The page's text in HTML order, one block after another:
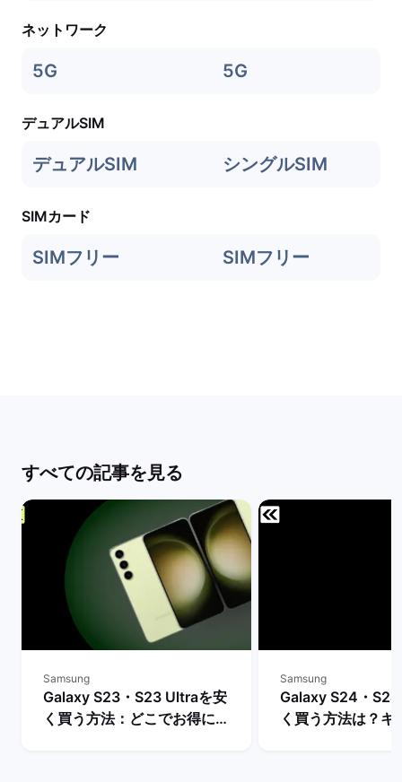
ネットワーク
5G 5G
デュアルSIM
デュアルSIM シングルSIM
SIMカード
SIMフリー SIMフリー
すべての記事を見る
Samsung
Galaxy S23・S23 Ultraを安
く買う方法：どこでお得に購
Samsung
Galaxy S24・
く買う方法は？キ